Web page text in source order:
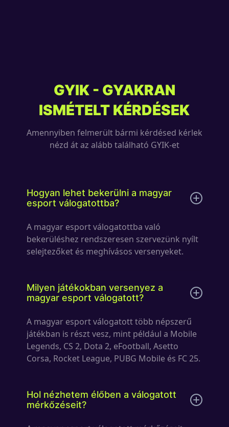
GYIK - GYAKRAN
ISMÉTELT KÉRDÉSEK
Amennyiben felmerült bármi kérdésed kérlek
nézd át az alább található GYIK-et
Hogyan lehet bekerülni a magyar
esport válogatottba?
A magyar esport válogatottba való
bekerüléshez rendszeresen szervezünk nyílt
selejtezőket és meghívásos versenyeket.
Milyen játékokban versenyez a
magyar esport válogatott?
A magyar esport válogatott több népszerű
játékban is részt vesz, mint például a Mobile
Legends, CS 2, Dota 2, eFootball, Asetto
Corsa, Rocket League, PUBG Mobile és FC 25.
Hol nézhetem élőben a válogatott
mérkőzéseit?